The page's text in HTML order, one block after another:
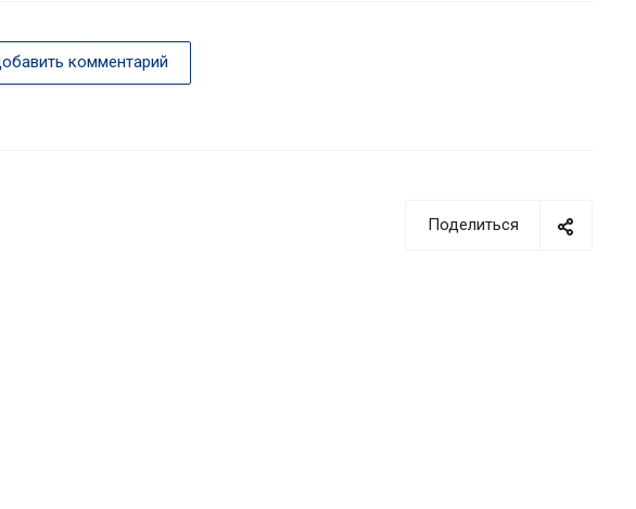
комментарий
Поделиться